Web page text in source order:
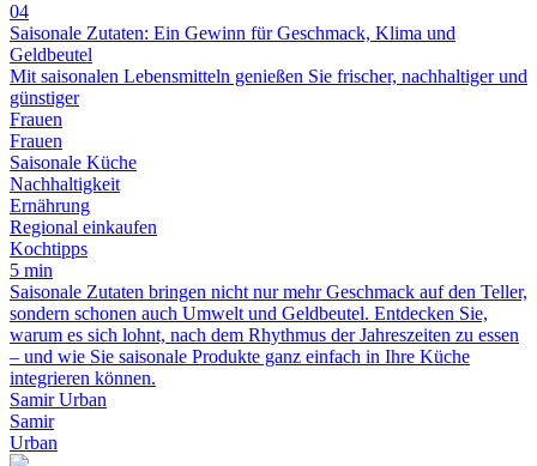
04
Saisonale Zutaten: Ein Gewinn für Geschmack, Klima und
Geldbeutel
Mit saisonalen Lebensmitteln genießen Sie frischer, nachhaltiger und
günstiger
Frauen
Frauen
Saisonale Küche
Nachhaltigkeit
Ernährung
Regional einkaufen
Kochtipps
5 min
Saisonale Zutaten bringen nicht nur mehr Geschmack auf den Teller,
sondern schonen auch Umwelt und Geldbeutel. Entdecken Sie,
warum es sich lohnt, nach dem Rhythmus der Jahreszeiten zu essen
– und wie Sie saisonale Produkte ganz einfach in Ihre Küche
integrieren können.
Samir Urban
Samir
Urban